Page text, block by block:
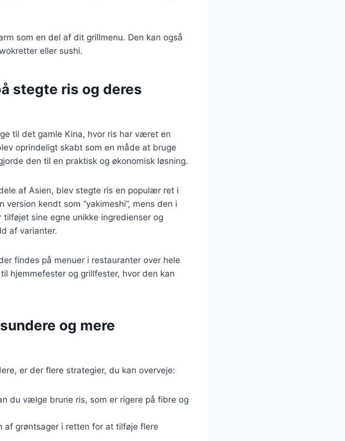
som en del af dit grillmenu. Den kan også
eller sushi.
stegte ris og deres
til det gamle Kina, hvor ris har været en
oprindeligt skabt som en måde at bruge
den til en praktisk og økonomisk løsning.
af Asien, blev stegte ris en populær ret i
kendt som “yakimeshi”, mens den i
tilføjet sine egne unikke ingredienser og
af varianter.
findes på menuer i restauranter over hele
hjemmefester og grillfester, hvor den kan
og mere
er der flere strategier, du kan overveje:
du vælge brune ris, som er rigere på fibre og
grøntsager i retten for at tilføje flere